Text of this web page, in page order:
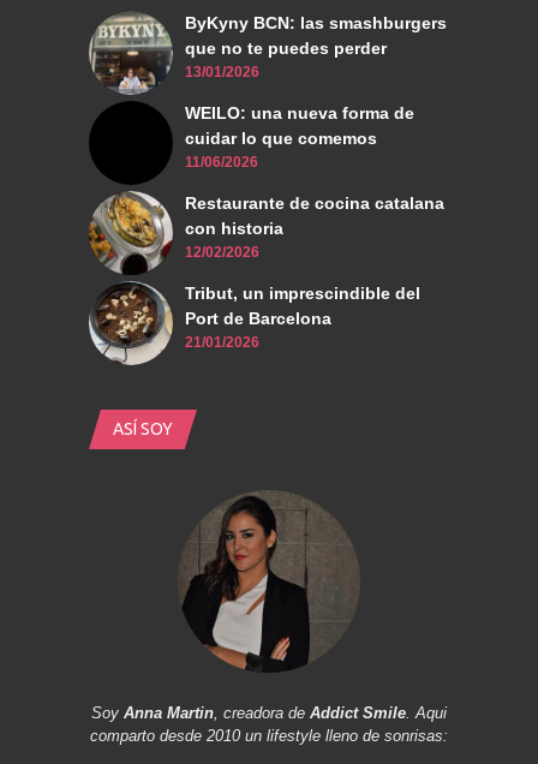
ByKyny BCN: las smashburgers
que no te puedes perder
13/01/2026
WEILO: una nueva forma de
cuidar lo que comemos
11/06/2026
Restaurante de cocina catalana
con historia
12/02/2026
Tribut, un imprescindible del
Port de Barcelona
21/01/2026
ASÍ SOY
Soy Anna Martin, creadora de Addict Smile. Aqui
comparto desde 2010 un lifestyle lleno de sonrisas: